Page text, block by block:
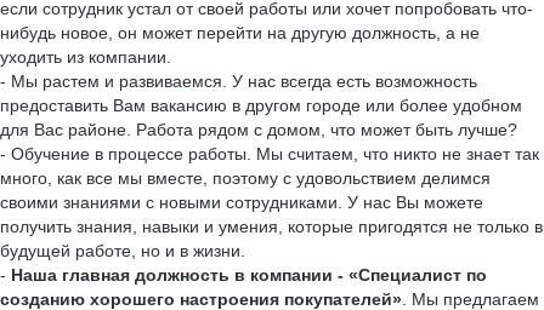
если сотрудник устал от своей работы или хочет попробовать что-
нибудь новое, он может перейти на другую должность, а не
уходить из компании.
- Мы растем и развиваемся. У нас всегда есть возможность
предоставить Вам вакансию в другом городе или более удобном
для Вас районе. Работа рядом с домом, что может быть лучше?
- Обучение в процессе работы. Мы считаем, что никто не знает так
много, как все мы вместе, поэтому с удовольствием делимся
своими знаниями с новыми сотрудниками. У нас Вы можете
получить знания, навыки и умения, которые пригодятся не только в
будущей работе, но и в жизни.
- Наша главная должность в компании - «Специалист по
созданию хорошего настроения покупателей» . Мы предлагаем